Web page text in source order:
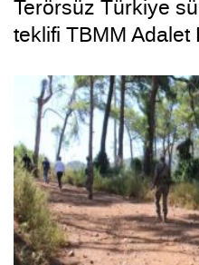
Terörsüz Türkiye
teklifi TBMM Adalet